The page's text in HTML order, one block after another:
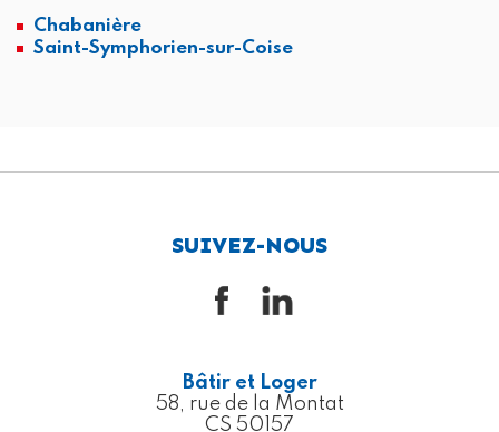
Chabanière
Saint-Symphorien-sur-Coise
SUIVEZ-NOUS
Bâtir et Loger
58, rue de la Montat
CS 50157